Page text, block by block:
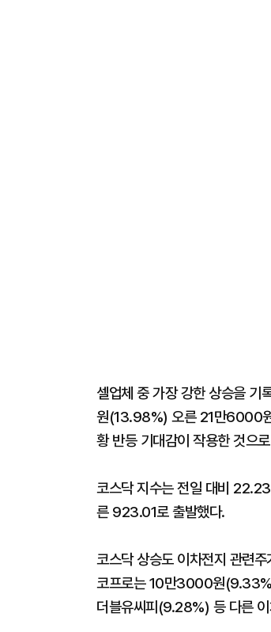
셀업체 중 가장 강한 상승을
원(13.98%) 오른 21만6000원
황 반등 기대감이 작용한 것으
코스닥 지수는 전일 대비
른 923.01로 출발했다.
코스닥 상승도 이차전지 관련
코프로는 10만3000원
더블유씨피(9.28%) 등 다른